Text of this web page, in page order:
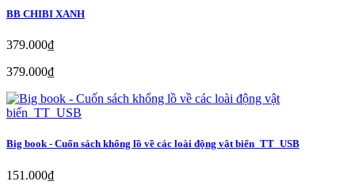
BB CHIBI XANH
379.000₫
379.000₫
Big book - Cuốn sách khổng lồ về các loài động vật biển_TT_USB
151.000₫